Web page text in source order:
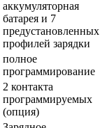
аккумуляторная
батарея и 7
предустановленных
профилей зарядки
полное
программирование
2 контакта
программируемых
(опция)